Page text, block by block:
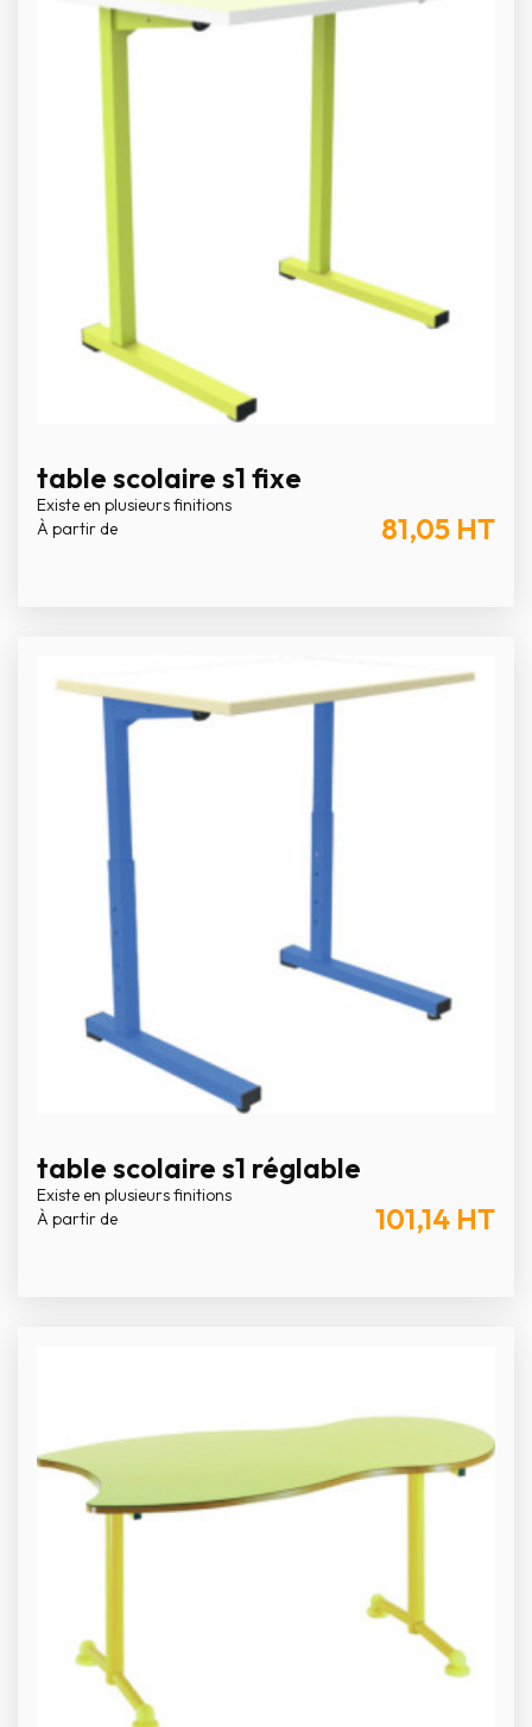
table scolaire s1 fixe
Existe en plusieurs finitions
À partir de
81,05 HT
table scolaire s1 réglable
Existe en plusieurs finitions
À partir de
101,14 HT